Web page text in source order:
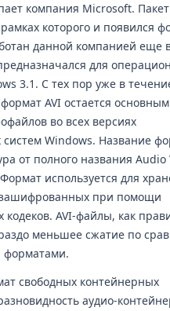
компания Microsoft.
которого и появился
данной компанией еще
для
3.1. С тех пор уже в
AVI остается
во всех версиях
Windows. Название
от полного названия Audio
используется для
при помощи
кодеков. AVI-файлы, как
меньшее сжатие по
форматами.
свободных контейнерных
аудио-